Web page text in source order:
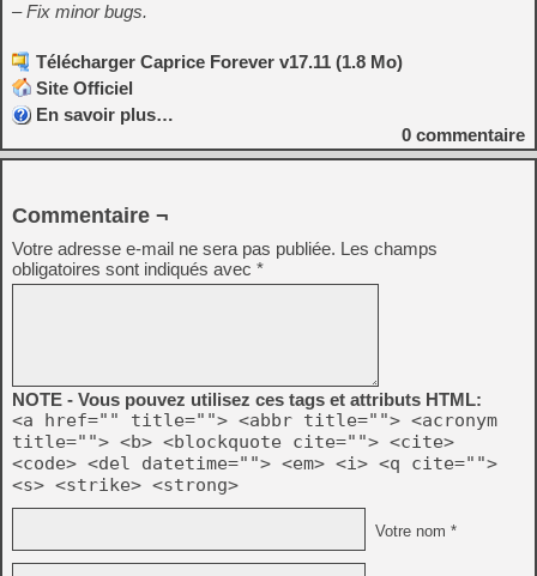
– Fix minor bugs.
Télécharger Caprice Forever v17.11 (1.8 Mo)
Site Officiel
En savoir plus…
0 commentaire
Commentaire ¬
Votre adresse e-mail ne sera pas publiée. Les champs
obligatoires sont indiqués avec *
NOTE - Vous pouvez utilisez ces tags et attributs HTML:
<a href="" title=""> <abbr title=""> <acronym
title=""> <b> <blockquote cite=""> <cite>
<code> <del datetime=""> <em> <i> <q cite="">
<s> <strike> <strong>
Votre nom *